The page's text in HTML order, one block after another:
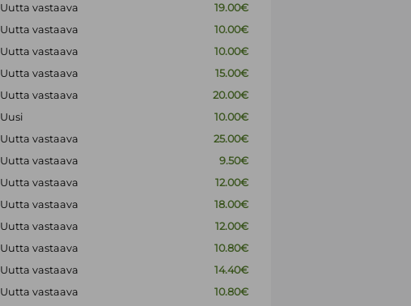
Uutta vastaava
19.00€
Uutta vastaava
10.00€
Uutta vastaava
10.00€
Uutta vastaava
15.00€
Uutta vastaava
20.00€
Uusi
10.00€
Uutta vastaava
25.00€
Uutta vastaava
9.50€
Uutta vastaava
12.00€
Uutta vastaava
18.00€
Uutta vastaava
12.00€
Uutta vastaava
10.80€
Uutta vastaava
14.40€
Uutta vastaava
10.80€